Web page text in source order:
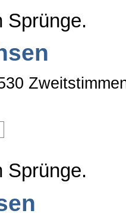
Sprünge.
Sprünge.